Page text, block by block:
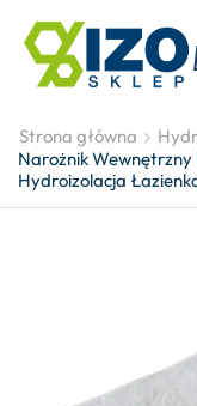
Strona główna
Narożnik Wewnętrzny
Hydroizolacja